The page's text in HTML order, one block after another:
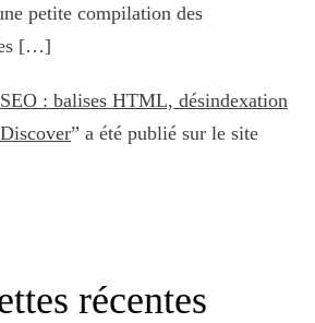
petite compilation des
[…]
: balises HTML, désindexation
” a été publié sur le site
récentes